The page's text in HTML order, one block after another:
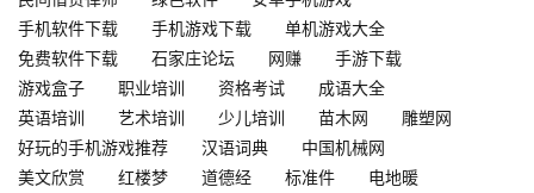
手机软件下载
手机游戏下载
单机游戏大全
免费软件下载
石家庄论坛 网赚
手游下载
游戏盒子
职业培训 资格考试
成语大全
英语培训
艺术培训 少儿培训 苗木网
雕塑网
好玩的手机游戏推荐
汉语词典
中国机械网
美文欣赏
红楼梦 道德经 标准件
电地暖